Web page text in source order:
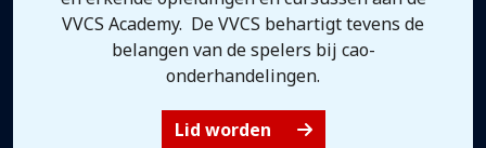
VVCS Academy. De VVCS behartigt tevens de
belangen van de spelers bij cao-
onderhandelingen.
Lid worden